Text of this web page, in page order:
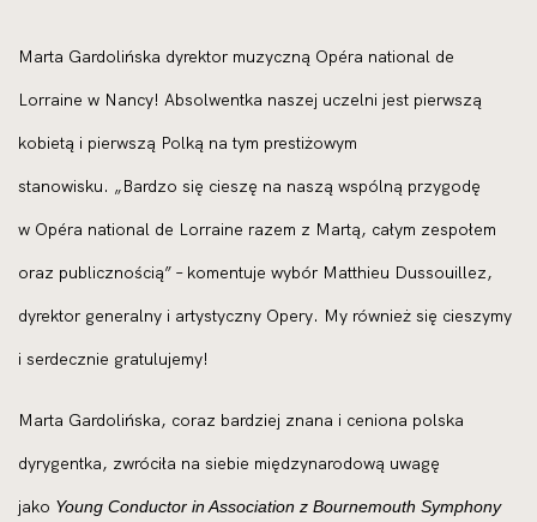
Marta Gardolińska dyrektor muzyczną Opéra national de
Lorraine w Nancy! Absolwentka naszej uczelni jest pierwszą
kobietą i pierwszą Polką na tym prestiżowym
stanowisku. „Bardzo się cieszę na naszą wspólną przygodę
w Opéra national de Lorraine razem z Martą, całym zespołem
oraz publicznością” – komentuje wybór Matthieu Dussouillez,
dyrektor generalny i artystyczny Opery. My również się cieszymy
i serdecznie gratulujemy!
Marta Gardolińska, coraz bardziej znana i ceniona polska
dyrygentka, zwróciła na siebie międzynarodową uwagę
jako Young Conductor in Association z Bournemouth Symphony